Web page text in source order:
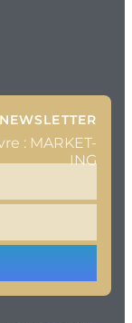
: MARKET-
ING